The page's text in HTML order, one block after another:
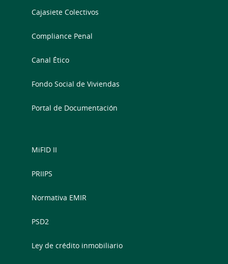
Cajasiete Colectivos
Compliance Penal
Canal Ético
Fondo Social de Viviendas
Portal de Documentación
MiFID II
PRIIPS
Normativa EMIR
PSD2
Ley de crédito inmobiliario